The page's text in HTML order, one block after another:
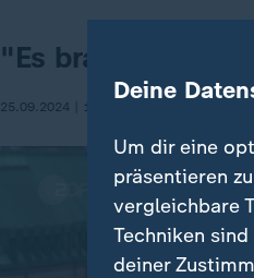
"Es braucht
25.09.2024 | 12:00
Deine
Um dir eine
präsentieren
vergleichbare
Techniken
deiner